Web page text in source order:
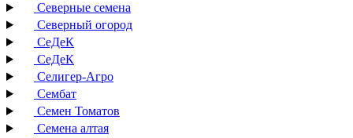
Северные семена
Северный огород
СеДеК
СеДеК
Селигер-Агро
Сембат
Семен Томатов
Семена алтая